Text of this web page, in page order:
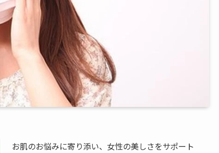
お肌のお悩みに寄り添い、女性の美しさをサポート